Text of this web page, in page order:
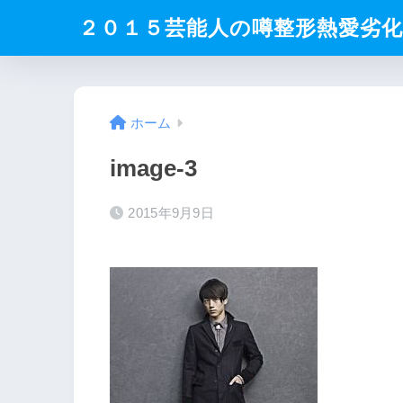
２０１５芸能人の噂整形熱愛劣
ホーム
image-3
2015年9月9日